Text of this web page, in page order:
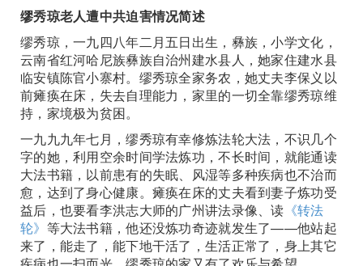
缪秀琼老人遭中共迫害情况简述
缪秀琼，一九四八年二月五日出生，彝族，小学文化，
云南省红河哈尼族彝族自治州建水县人，她家住建水县
临安镇陈官小寨村。缪秀琼全家务农，她丈夫李保义以
前瘫痪在床，失去自理能力，家里的一切全靠缪秀琼维
持，家境极为贫困。
一九九九年七月，缪秀琼有幸修炼法轮大法，不识几个
字的她，利用空余时间学法炼功，不长时间，就能通读
大法书籍，以前患有的失眠、风湿等多种疾病也不治而
愈，达到了身心健康。瘫痪在床的丈夫看到妻子炼功受
益后，也要看李洪志大师的广州讲法录像、读 《转法
轮》 等大法书籍，他还没炼功奇迹就发生了——他站起
来了，能走了，能下地干活了，生活正常了，身上其它